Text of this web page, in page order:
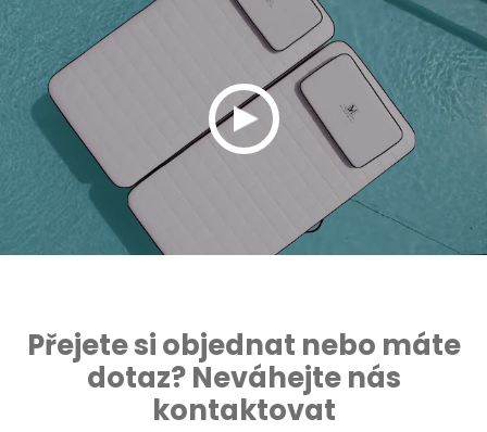
Přejete si objednat nebo máte
dotaz? Neváhejte nás
kontaktovat